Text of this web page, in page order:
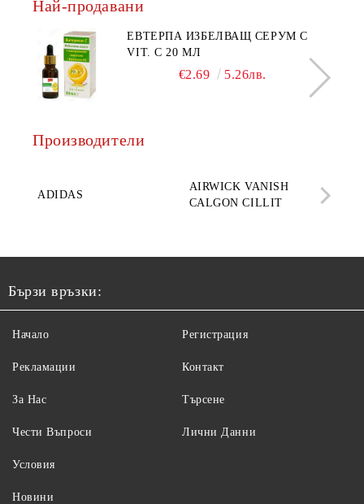
Най-продавани
ЕВТЕРПА ИЗБЕЛВАЩ СЕРУМ С
VIT. C 20 МЛ
€2.69 5.26лв.
Производители
ADIDAS
AIRWICK VANISH
CALGON CILLIT
Бързи връзки:
Начало
Рекламации
За Нас
Чести Въпроси
Регистрация
Контакт
Търсене
Лични Данни
Условия
Новини